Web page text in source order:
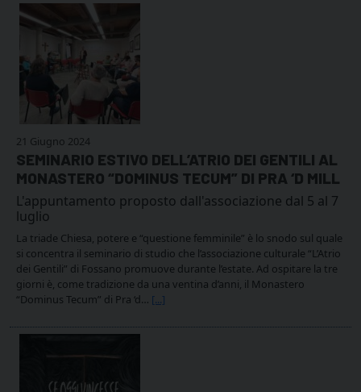
21 Giugno 2024
SEMINARIO ESTIVO DELL’ATRIO DEI GENTILI AL
MONASTERO “DOMINUS TECUM” DI PRA ‘D MILL
L'appuntamento proposto dall'associazione dal 5 al 7
luglio
La triade Chiesa, potere e “questione femminile” è lo snodo sul quale
si concentra il seminario di studio che l’associazione culturale “L’Atrio
dei Gentili” di Fossano promuove durante l’estate. Ad ospitare la tre
giorni è, come tradizione da una ventina d’anni, il Monastero
“Dominus Tecum” di Pra ‘d… [...]